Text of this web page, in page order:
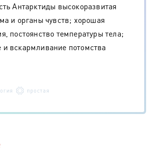
Антарктиды высокоразвитая
и органы чувств; хорошая
постоянство температуры тела;
вскармливание потомства
простая